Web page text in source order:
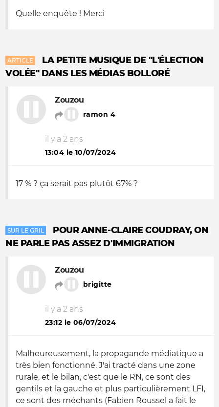
Quelle enquête ! Merci
ARTICLE
LA PETITE MUSIQUE DE "L'ÉLECTION
VOLÉE" DANS LES MÉDIAS BOLLORÉ
Zouzou
ramon 4
il y a 2 ans
13:04 le 10/07/2024
17 % ? ça serait pas plutôt 67% ?
SUR LE GRIL
POUR ANNE-CLAIRE COUDRAY, ON
NE PARLE PAS ASSEZ D'IMMIGRATION
Zouzou
brigitte
il y a 2 ans
23:12 le 06/07/2024
Malheureusement, la propagande médiatique a
très bien fonctionné. J'ai tracté dans une zone
rurale, et le bilan, c'est que le RN, ce sont des
gentils et la gauche et plus particulièrement LFI,
ce sont des méchants (Fabien Roussel a fait le